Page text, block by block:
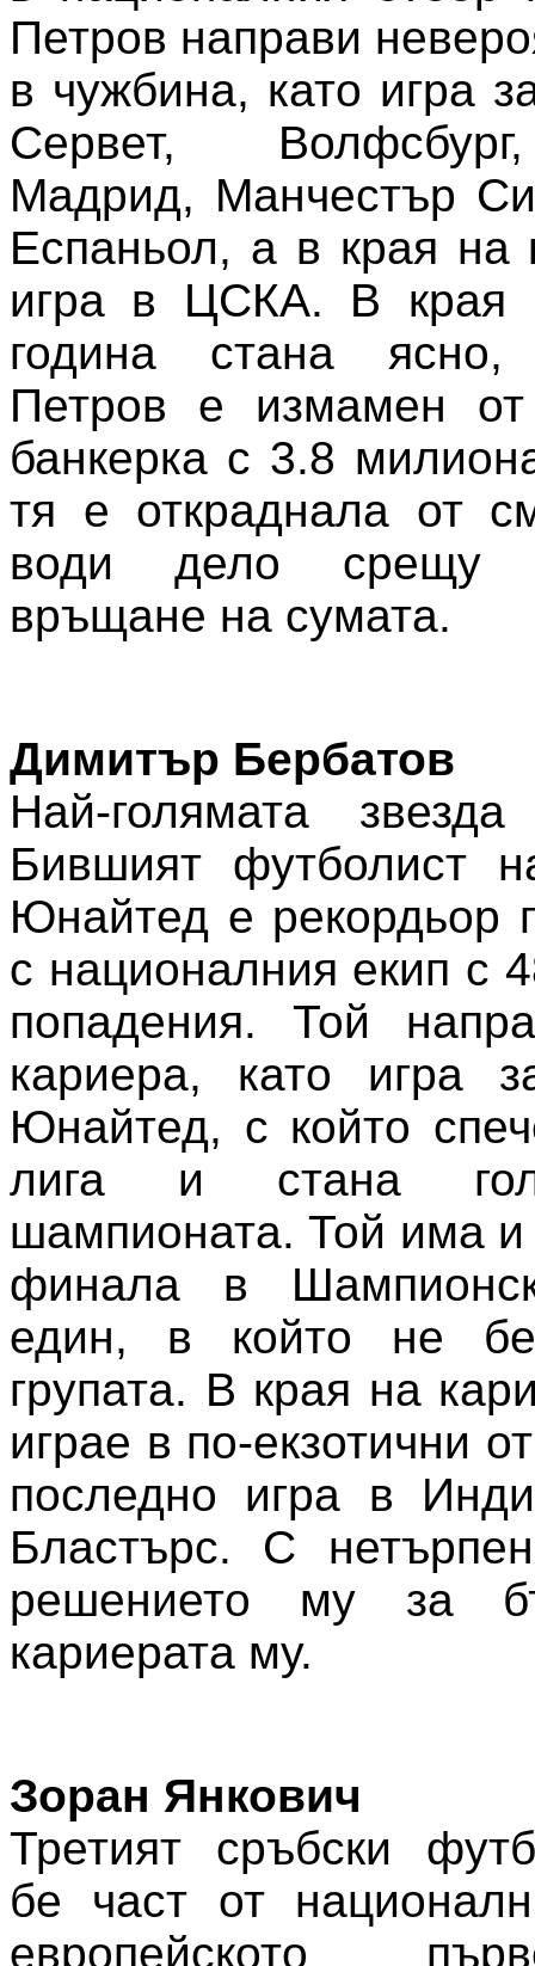
Петров направи
в чужбина, като игра
Сервет,
Мадрид, Манчестър
Еспаньол, а в края на
игра в ЦСКА. В края
година стана
Петров е измамен
банкерка с 3.8
тя е откраднала от
води дело срещу
връщане на сумата.
Димитър Бербатов
Най-голямата
Бившият футболист
Юнайтед е рекордьор
с националния екип с
попадения. Той
кариера, като игра
Юнайтед, с който
лига и стана
шампионата. Той има и
финала в
един, в който не
групата. В края на
играе в по-екзотични
последно игра в
Бластърс. С
решението му за
кариерата му.
Зоран Янкович
Третият сръбски
бе част от
европейското